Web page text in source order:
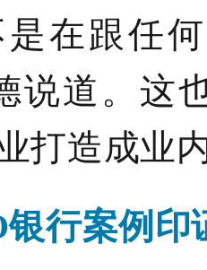
在跟任
说道 。 这
打造成业
行案例印